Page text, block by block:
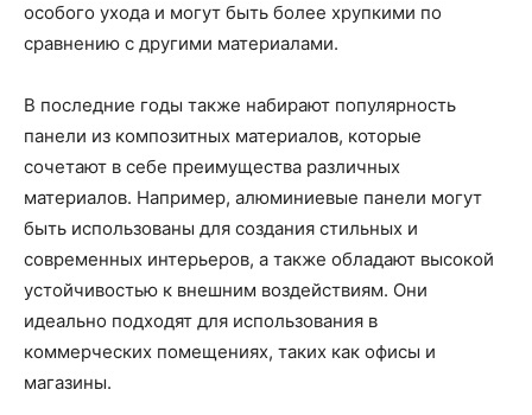
особого ухода и могут быть более хрупкими по
сравнению с другими материалами.
В последние годы также набирают популярность
панели из композитных материалов, которые
сочетают в себе преимущества различных
материалов. Например, алюминиевые панели могут
быть использованы для создания стильных и
современных интерьеров, а также обладают высокой
устойчивостью к внешним воздействиям. Они
идеально подходят для использования в
коммерческих помещениях, таких как офисы и
магазины.